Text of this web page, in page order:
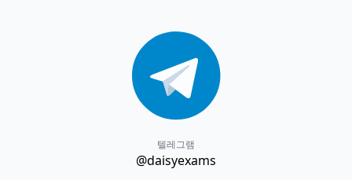
텔레그램
@daisyexams